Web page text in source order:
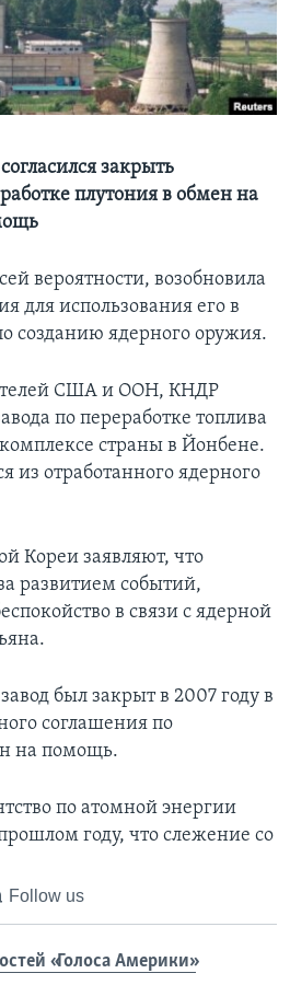
закрыть
плутония в обмен на
вероятности, возобновила
для использования его в
созданию ядерного оружия.
США и ООН, КНДР
по переработке топлива
страны в Йонбене.
из отработанного ядерного
Кореи заявляют, что
развитием событий,
в связи с ядерной
был закрыт в 2007 году в
соглашения по
на помощь.
по атомной энергии
году, что слежение со
Follow us
«Голоса Америки»